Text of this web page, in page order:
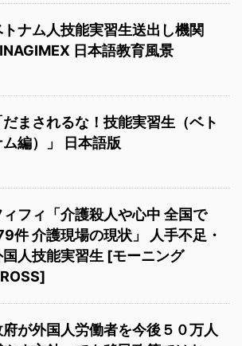
トナム人技能実習生送出し機関
日本語教育風景
だまされるな！技能実習生（ベト
ム編）」 日本語版
ィフィ「介護殺人や心中 全国で
件 介護現場の現状」 人手不足・
国人技能実習生 [モーニング
府が外国人労働者を今後５０万人